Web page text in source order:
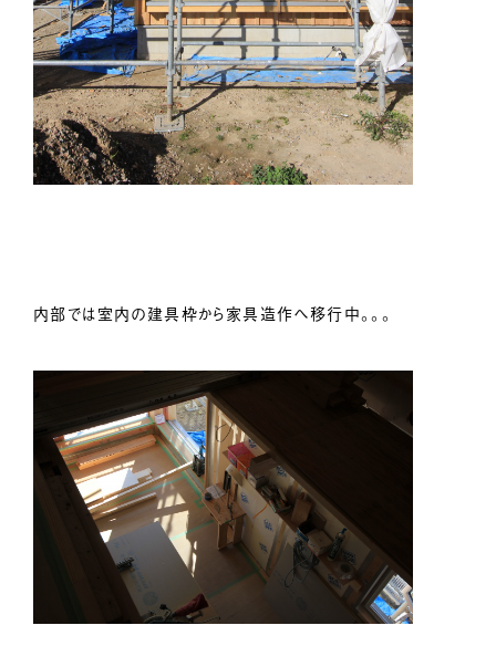
内部では室内の建具枠から家具造作へ移行中。。。